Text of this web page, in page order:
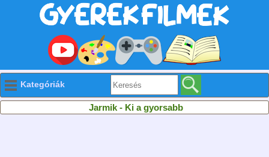
Kategóriák
Jarmik - Ki a gyorsabb